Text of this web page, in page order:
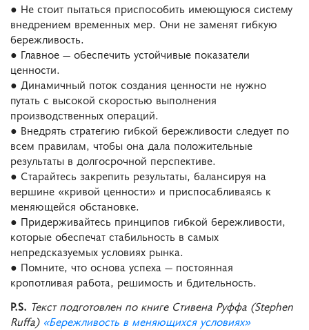
● Не стоит пытаться приспособить имеющуюся систему
внедрением временных мер. Они не заменят гибкую
бережливость.
● Главное — обеспечить устойчивые показатели
ценности.
● Динамичный поток создания ценности не нужно
путать с высокой скоростью выполнения
производственных операций.
● Внедрять стратегию гибкой бережливости следует по
всем правилам, чтобы она дала положительные
результаты в долгосрочной перспективе.
● Старайтесь закрепить результаты, балансируя на
вершине «кривой ценности» и приспосабливаясь к
меняющейся обстановке.
● Придерживайтесь принципов гибкой бережливости,
которые обеспечат стабильность в самых
непредсказуемых условиях рынка.
● Помните, что основа успеха — постоянная
кропотливая работа, решимость и бдительность.
P.S. Текст подготовлен по книге Стивена Руффа (Stephen
Ruffа) «Бережливость в меняющихся условиях»